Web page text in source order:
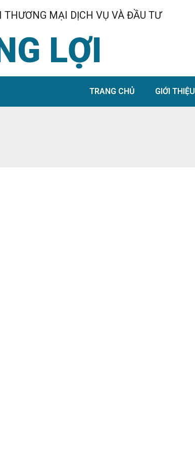
MẠI DỊCH VỤ VÀ ĐẦU TƯ
LỢI
TRANG CHỦ GIỚI THIỆU